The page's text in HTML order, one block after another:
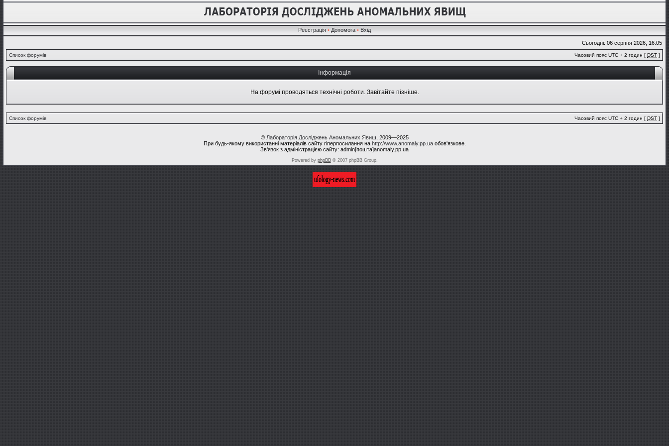
Реєстрація • Допомога • Вхід
Сьогодні: 06 серпня 2026, 16:05
Список форумів Часовий пояс UTC + 2 годин [ DST ]
Інформація
На форумі проводяться технічні роботи. Завітайте пізніше.
Список форумів Часовий пояс UTC + 2 годин [ DST ]
© Лабораторія Досліджень Аномальних Явищ , 2009—2025
При будь-якому використанні матеріалів сайту гіперпосилання на http://www.anomaly.pp.uaобов'язкове.
Зв'язок з адміністрацією сайту: admin[пошта]anomaly.pp.ua
Powered by phpBB© 2007 phpBB Group.